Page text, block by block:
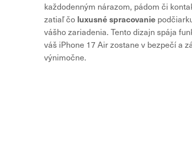
každodenným nárazom, pádom či
zatiaľ čo luxusné spracovanie
vášho zariadenia. Tento dizajn spája
váš iPhone 17 Air zostane v bezpečí a
výnimočne.